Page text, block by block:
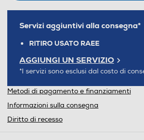
Servizi aggiuntivi alla consegna*
RITIRO USATO RAEE
AGGIUNGI UN SERVIZIO
*I servizi sono esclusi dal costo di
Metodi di pagamento e finanziamenti
Informazioni sulla consegna
Diritto di recesso